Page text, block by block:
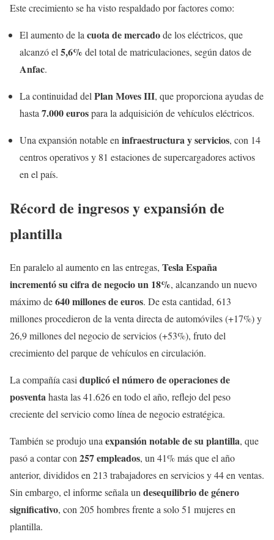
Este crecimiento se ha visto respaldado por factores como:
El aumento de la cuota de mercadode los eléctricos, que
alcanzó el 5,6% del total de matriculaciones, según datos de
Anfac.
La continuidad del Plan Moves III, que proporciona ayudas de
hasta 7.000 eurospara la adquisición de vehículos eléctricos.
Una expansión notable en infraestructura y servicios, con 14
centros operativos y 81 estaciones de supercargadores activos
en el país.
Récord de ingresos y expansión de
plantilla
En paralelo al aumento en las entregas, Tesla España
incrementó su cifra de negocio un 18%, alcanzando un nuevo
máximo de640 millones de euros. De esta cantidad, 613
millones procedieron de la venta directa de automóviles (+17%) y
26,9 millones del negocio de servicios (+53%), fruto del
crecimiento del parque de vehículos en circulación.
La compañía casi duplicó el número de operaciones de
posventahasta las 41.626 en todo el año, reflejo del peso
creciente del servicio como línea de negocio estratégica.
También se produjo una expansión notable de su plantilla, que
pasó a contar con 257 empleados, un 41% más que el año
anterior, divididos en 213 trabajadores en servicios y 44 en ventas.
Sin embargo, el informe señala un desequilibrio de género
significativo, con 205 hombres frente a solo 51 mujeres en
plantilla.